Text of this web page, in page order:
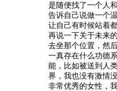
是随便找了一个人
告诉自己说做一个
让自己有时候站着
再说一下关于未来
去坐那个位置，然
一真存在什么功德
能，比如被送到人
界，我也没有激情
非常优秀的女性，